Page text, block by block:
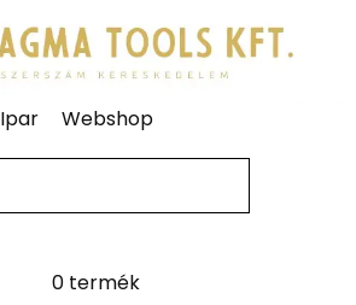
Ipar Webshop
0 termék